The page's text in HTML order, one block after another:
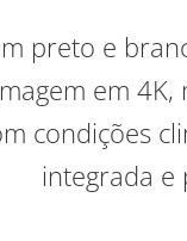
preto e
em
condições
integrada e